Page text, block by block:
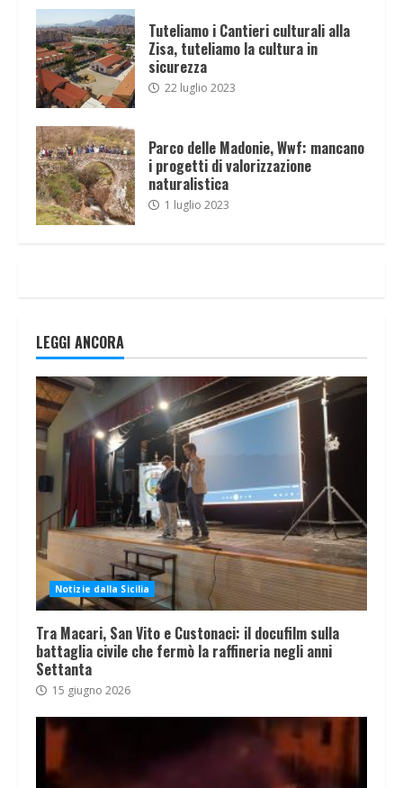
Tuteliamo i Cantieri culturali alla
Zisa, tuteliamo la cultura in
sicurezza
22 luglio 2023
Parco delle Madonie, Wwf: mancano
i progetti di valorizzazione
naturalistica
1 luglio 2023
LEGGI ANCORA
Notizie dalla Sicilia
Tra Macari, San Vito e Custonaci: il docufilm sulla
battaglia civile che fermò la raffineria negli anni
Settanta
15 giugno 2026